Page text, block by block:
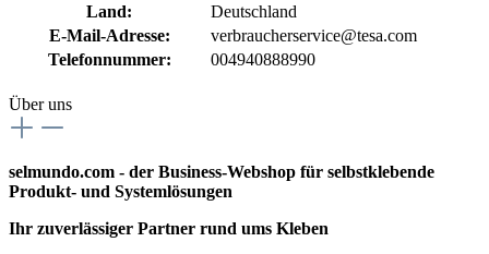
Land:
Deutschland
E-Mail-Adresse:
verbraucherservice@tesa.com
Telefonnummer:
004940888990
Über uns
selmundo.com - der Business-Webshop für selbstklebende
Produkt- und Systemlösungen
Ihr zuverlässiger Partner rund ums Kleben